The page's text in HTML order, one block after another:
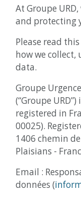
At Groupe
and protecting
Please read
how we collect,
data.
Groupe
(“Groupe
registered in
00025).
1406 chemin
Plaisians -
Email :
données (